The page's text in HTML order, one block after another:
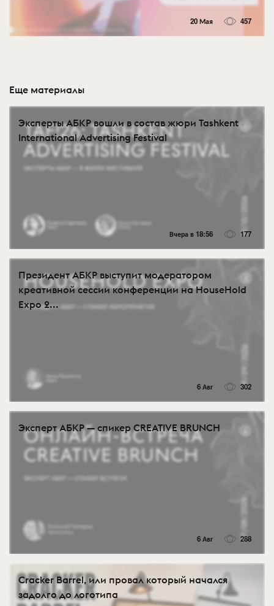
20 Мая 457
Еще материалы
Эксперты АБКР вошли в состав жюри Tashkent
International Advertising Festival
Вчера в 18:56 177
Президент АБКР выступит модератором
креативной сессии конференции на HouseHold
Expo 2...
6 Авг 302
Эксперт АБКР — спикер CREATIVE BRUNCH
6 Авг 288
Cracker Barrel, или провал который начался
задолго до логотипа